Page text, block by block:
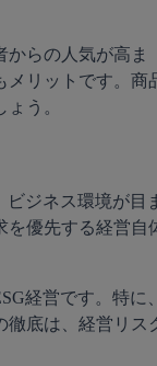
らの人気が高ま
メリットです。商
う。
ビジネス環境が目
を優先する経営自
経営です。特に
徹底は、経営リス